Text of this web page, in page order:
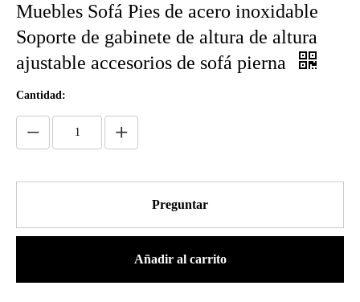
Muebles Sofá Pies de acero inoxidable
Soporte de gabinete de altura de altura
ajustable accesorios de sofá pierna
Cantidad:
Preguntar
Añadir al carrito